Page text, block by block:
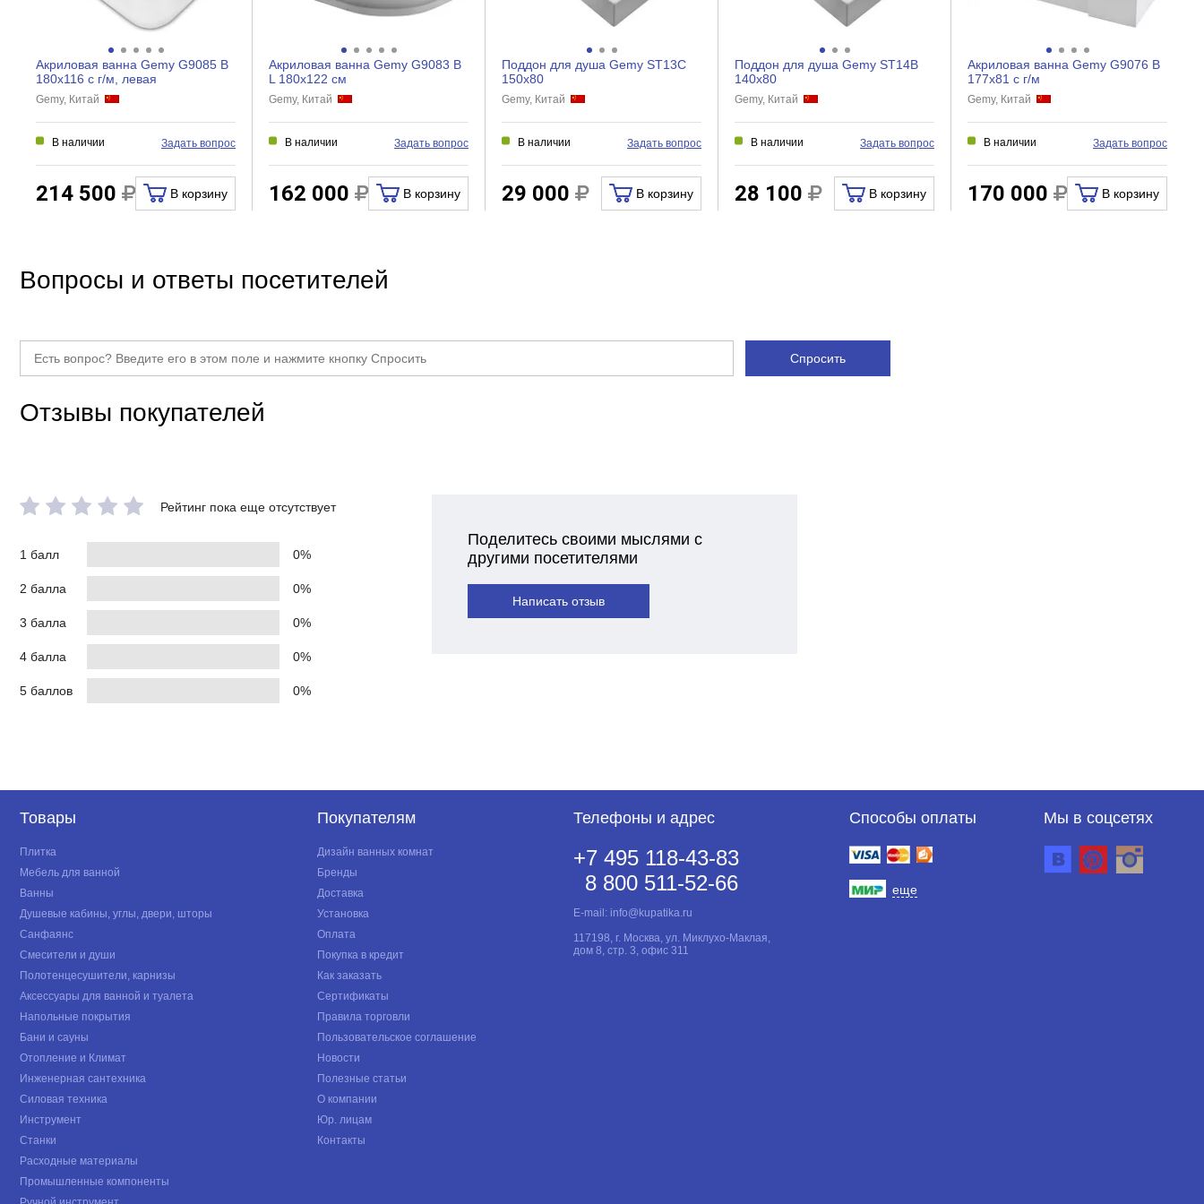
Подсветка
Ароматерапия
Дополнительно
Сиденье
Акриловая ванна Gemy G9085 B
180x116 с г/м, левая
Gemy, Китай
В наличии Задать вопрос
214 500 В корзину
Акриловая ванна Gemy G9083 B
L 180x122 см
Gemy, Китай
В наличии Задать вопрос
162 000 В корзину
Поддон для душа Gemy ST13C
150x80
Gemy, Китай
В наличии Задать вопрос
29 000 В корзину
Поддон для душа Gemy ST14B
140x80
Gemy, Китай
В наличии Задать вопрос
28 100 В корзину
Акриловая ванна Gemy G9076 B
177x81 с г/м
Gemy, Китай
В наличии Задать вопрос
170 000 В корзину
Вопросы и ответы посетителей
Спросить
Отзывы покупателей
Рейтинг пока еще отсутствует
1 балл 0%
2 балла 0%
3 балла 0%
4 балла 0%
5 баллов 0%
Поделитесь своими мыслями с
другими посетителями
Написать отзыв
Товары
Плитка
Мебель для ванной
Ванны
Душевые кабины, углы, двери, шторы
Санфаянс
Смесители и души
Полотенцесушители, карнизы
Аксессуары для ванной и туалета
Напольные покрытия
Бани и сауны
Отопление и Климат
Инженерная сантехника
Силовая техника
Инструмент
Станки
Расходные материалы
Промышленные компоненты
Покупателям
Дизайн ванных комнат
Бренды
Доставка
Установка
Оплата
Покупка в кредит
Как заказать
Сертификаты
Правила торговли
Пользовательское соглашение
Новости
Полезные статьи
О компании
Юр. лицам
Контакты
Телефоны и адрес
+7 495 118-43-83
8 800 511-52-66
E-mail: info@kupatika.ru
117198, г. Москва, ул. Миклухо-Маклая,
дом 8, стр. 3, офис 311
Способы оплаты
еще
Мы в соцсетях